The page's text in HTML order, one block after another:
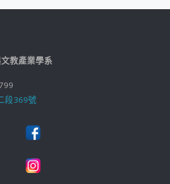
教產業學系
段369號